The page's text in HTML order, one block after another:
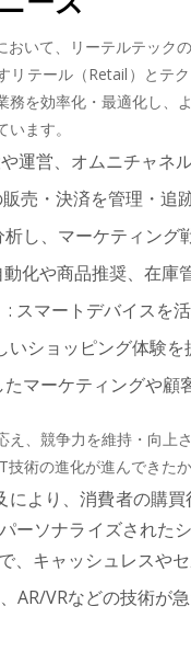
いて、リーテルテック
リテール（Retail）と
を効率化・最適化し、
ます。
運営、オムニチャネ
売・決済を管理・追
し、マーケティング
化や商品推奨、在庫
スマートデバイスを
ショッピング体験
マーケティングや顧
、競争力を維持・向上
術の進化が進んできた
より、消費者の購
ーソナライズされた
、キャッシュレスや
AR/VRなどの技術